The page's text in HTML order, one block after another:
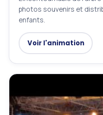
photos souvenirs et
enfants.
Voir l'animation